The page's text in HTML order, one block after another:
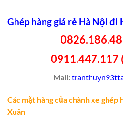
Ghép hàng giá rẻ Hà Nội đi
0911.447.117
Mail:
Các mặt hàng của chành xe ghép
Xuân